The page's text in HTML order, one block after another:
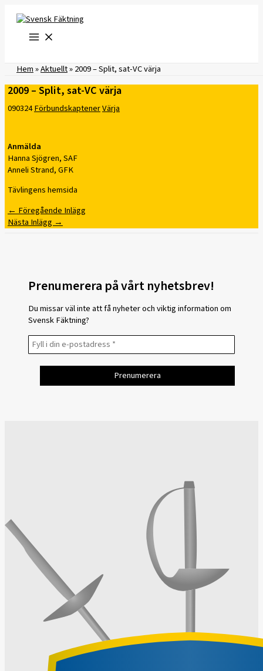
innehåll
Hem»Aktuellt»2009 – Split, sat-VC värja
2009 – Split, sat-VC värja
090324FörbundskaptenerVärja
Anmälda
Hanna Sjögren, SAF
Anneli Strand, GFK
Tävlingens hemsida
← Föregående Inlägg
Nästa Inlägg →
Prenumerera på vårt nyhetsbrev!
Du missar väl inte att få nyheter och viktig information om
Svensk Fäktning?